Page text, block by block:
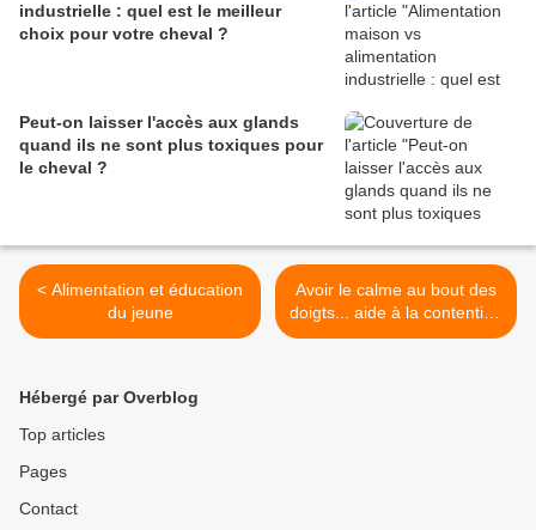
industrielle : quel est le meilleur
choix pour votre cheval ?
Peut-on laisser l'accès aux glands
quand ils ne sont plus toxiques pour
le cheval ?
< Alimentation et éducation
du jeune
Avoir le calme au bout des
doigts... aide à la contention
>
Hébergé par Overblog
Top articles
Pages
Contact